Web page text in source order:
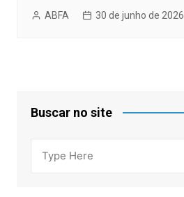
ABFA 30 de junho de 2026
Buscar no site